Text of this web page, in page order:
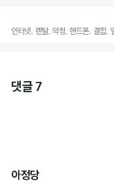
인터넷, 렌탈, 약정, 핸드폰, 결합
댓글 7
아정당